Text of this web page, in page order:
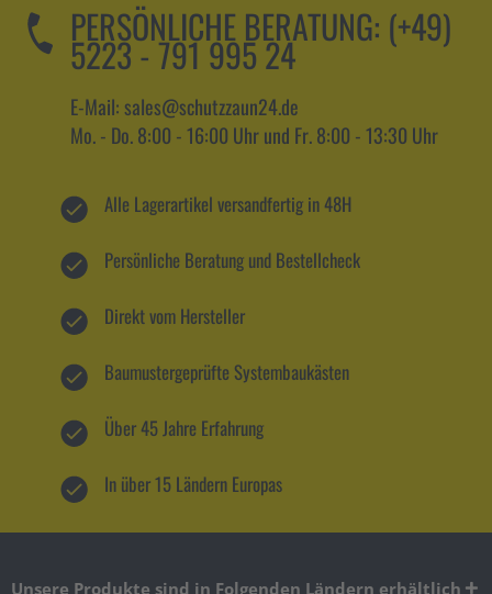
PERSÖNLICHE BERATUNG: (+49)
5223 - 791 995 24
E-Mail: sales@schutzzaun24.de
Mo. - Do. 8:00 - 16:00 Uhr und Fr. 8:00 - 13:30 Uhr
Alle Lagerartikel versandfertig in 48H
Persönliche Beratung und Bestellcheck
Direkt vom Hersteller
Baumustergeprüfte Systembaukästen
Über 45 Jahre Erfahrung
In über 15 Ländern Europas
Unsere Produkte sind in Folgenden Ländern erhältlich